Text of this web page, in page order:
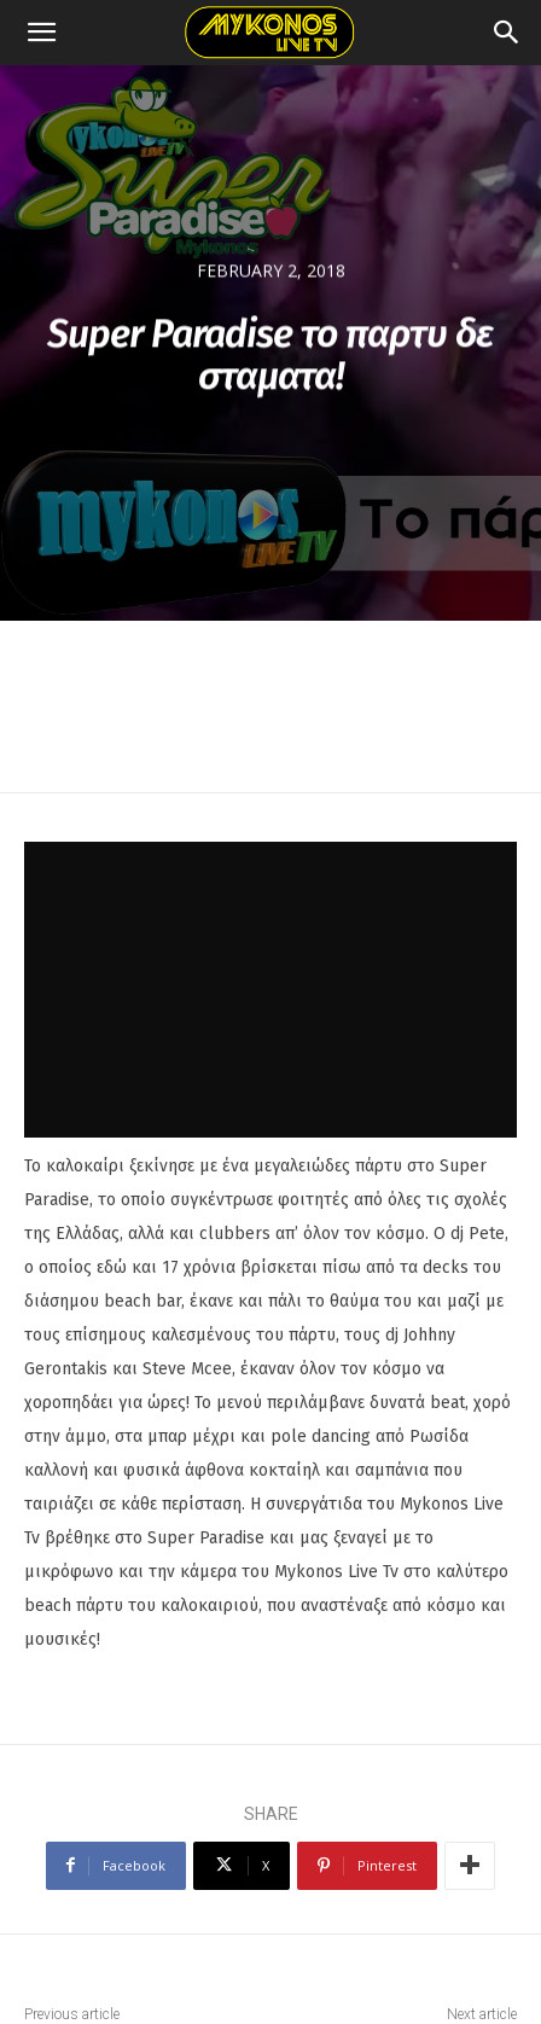
FEBRUARY 2, 2018
Super Paradise το παρτυ δε
σταματα!
Το καλοκαίρι ξεκίνησε με ένα μεγαλειώδες πάρτυ στο Super
Paradise, το οποίο συγκέντρωσε φοιτητές από όλες τις σχολές
της Ελλάδας, αλλά και clubbers απ’ όλον τον κόσμο. Ο dj Pete,
ο οποίος εδώ και 17 χρόνια βρίσκεται πίσω από τα decks του
διάσημου beach bar, έκανε και πάλι το θαύμα του και μαζί με
τους επίσημους καλεσμένους του πάρτυ, τους dj Johhny
Gerontakis και Steve Mcee, έκαναν όλον τον κόσμο να
χοροπηδάει για ώρες! Το μενού περιλάμβανε δυνατά beat, χορό
στην άμμο, στα μπαρ μέχρι και pole dancing από Ρωσίδα
καλλονή και φυσικά άφθονα κοκταίηλ και σαμπάνια που
ταιριάζει σε κάθε περίσταση. Η συνεργάτιδα του Mykonos Live
Tv βρέθηκε στο Super Paradise και μας ξεναγεί με το
μικρόφωνο και την κάμερα του Mykonos Live Tv στο καλύτερο
beach πάρτυ του καλοκαιριού, που αναστέναξε από κόσμο και
μουσικές!
SHARE
Facebook X Pinterest
Previous article
Next article